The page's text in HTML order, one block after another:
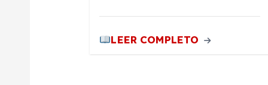
LEER COMPLETO